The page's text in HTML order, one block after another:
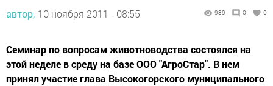
автор, 10 ноября 2011 - 08:55 989 0 0
Семинар по вопросам животноводства состоялся на
этой неделе в среду на базе ООО "АгроСтар". В нем
принял участие глава Высокогорского муниципального